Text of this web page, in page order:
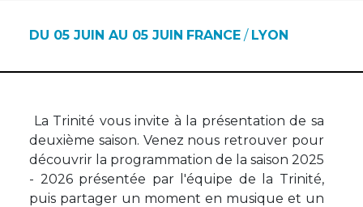
DU 05 JUIN AU 05 JUIN FRANCE / LYON
La Trinité vous invite à la présentation de sa
deuxième saison. Venez nous retrouver pour
découvrir la programmation de la saison 2025
- 2026 présentée par l'équipe de la Trinité,
puis partager un moment en musique et un